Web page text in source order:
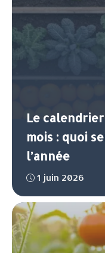
Le
mois : quoi
l’année
1 juin 2026